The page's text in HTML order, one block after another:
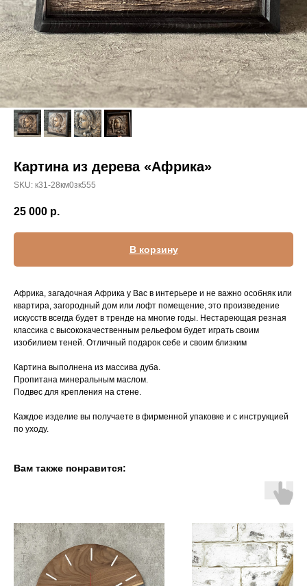
Картина из дерева «Африка»
SKU: к31-28км0зк555
25 000 р.
В корзину
Африка, загадочная Африка у Вас в интерьере и не важно особняк или
квартира, загородный дом или лофт помещение, это произведение
искусств всегда будет в тренде на многие годы. Нестареющая резная
классика с высококачественным рельефом будет играть своим
изобилием теней. Отличный подарок себе и своим близким
Картина выполнена из массива дуба.
Пропитана минеральным маслом.
Подвес для крепления на стене.
Каждое изделие вы получаете в фирменной упаковке и с инструкцией
по уходу.
Вам также понравится: